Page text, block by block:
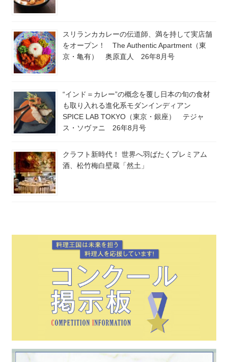
スリランカカレーの伝道師、満を持して実店舗
をオープン！ The Authentic Apartment（東
京・亀有） 奥原直人 26年8月号
“インド＝カレー”の概念を覆し日本の旬の食材
も取り入れる進化系モダンインディアン
SPICE LAB TOKYO（東京・銀座） テジャ
ス・ソヴァニ 26年8月号
クラフト新時代！ 世界へ羽ばたくプレミアム
酒、松竹梅白壁蔵「然土」